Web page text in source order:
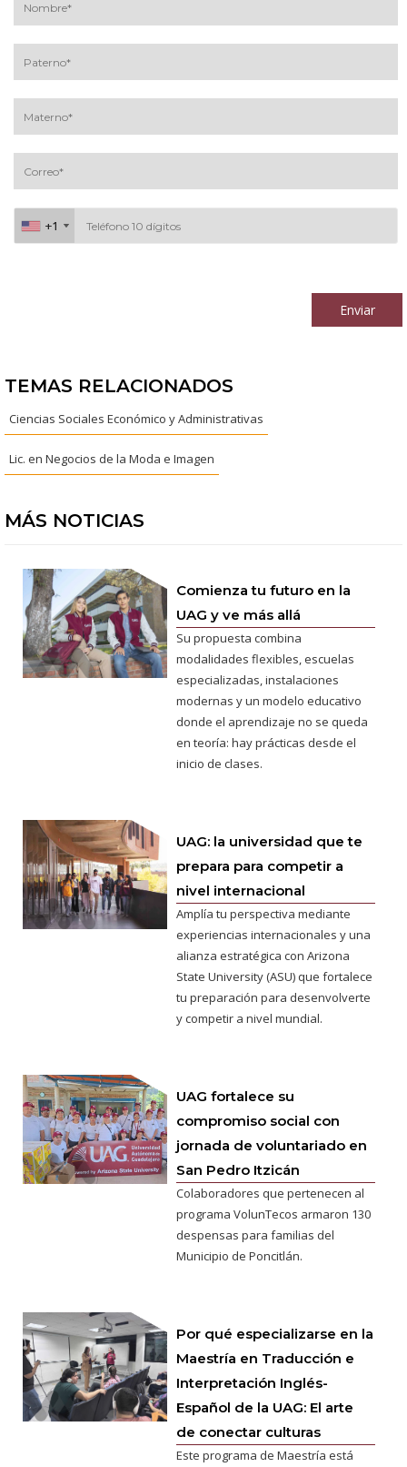
+1
+1
Enviar
TEMAS RELACIONADOS
Ciencias Sociales Económico y Administrativas
Lic. en Negocios de la Moda e Imagen
MÁS NOTICIAS
Comienza tu futuro en la
UAG y ve más allá
Su propuesta combina
modalidades flexibles, escuelas
especializadas, instalaciones
modernas y un modelo educativo
donde el aprendizaje no se queda
en teoría: hay prácticas desde el
inicio de clases.
UAG: la universidad que te
prepara para competir a
nivel internacional
Amplía tu perspectiva mediante
experiencias internacionales y una
alianza estratégica con Arizona
State University (ASU) que fortalece
tu preparación para desenvolverte
y competir a nivel mundial.
UAG fortalece su
compromiso social con
jornada de voluntariado en
San Pedro Itzicán
Colaboradores que pertenecen al
programa VolunTecos armaron 130
despensas para familias del
Municipio de Poncitlán.
Por qué especializarse en la
Maestría en Traducción e
Interpretación Inglés-
Español de la UAG: El arte
de conectar culturas
Este programa de Maestría está